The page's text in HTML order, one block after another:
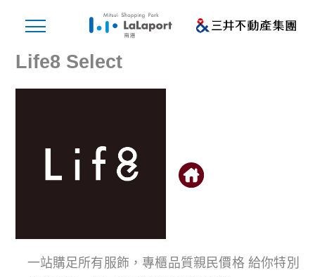
Life8 Select
一站購足所有服飾，專櫃品質親民價格 給你特別